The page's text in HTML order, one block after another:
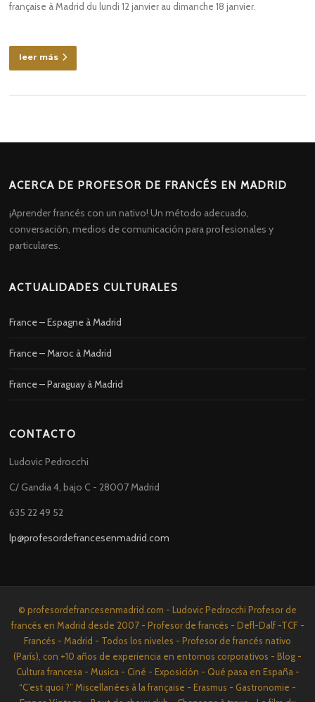
française à Madrid du lundi 12 janvier au dimanche 18 janvier.
leer más
ACERCA DE PROFESOR DE FRANCÉS EN MADRID
¡Aprender francés con un nativo! Un método adecuado,
conversación, medios de comunicación para profesionales y
particulares.
ACTUALIDADES CULTURALES
France – Espagne à Madrid
France – Maroc à Madrid
France – Paraguay à Madrid
CONTACTO
Ludovic Pedrocchi
C/ Gandia 4, bajo C - 28007 Madrid
635 22 49 52
lp@profesordefrancesenmadrid.com
© profesordefrancesenmadrid.com - Ludovic Pedrocchi Profesor de
francés en Madrid desde 2007 - Profesor de francés - Defl-Dalf -TCF -
Francés - Madrid - Todos los niveles - Profesor de francés nativo
(París), con +10 años de experiencia en entornos corporativos - Blog -
Cultura francesa - Musica - Ciné - Exposición - Qué pasa en España -
“C’est quoi ?” Miscellanées à la française - Erasmus - Gastronomie -